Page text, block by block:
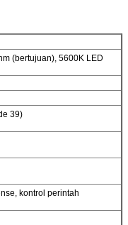
(bertujuan), 5600K LED
39)
kontrol perintah